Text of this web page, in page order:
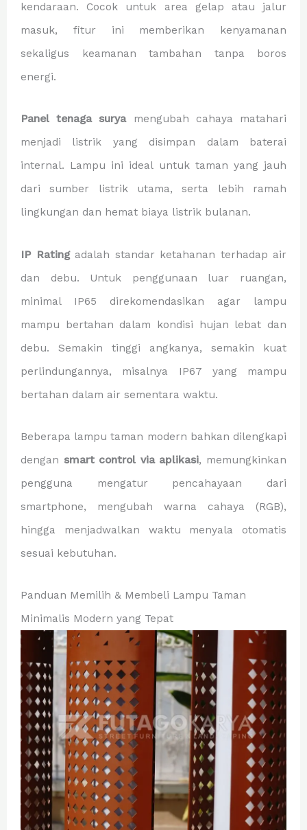
kendaraan. Cocok untuk area gelap atau jalur
masuk, fitur ini memberikan kenyamanan
sekaligus keamanan tambahan tanpa boros
energi.
Panel tenaga suryamengubah cahaya matahari
menjadi listrik yang disimpan dalam baterai
internal. Lampu ini ideal untuk taman yang jauh
dari sumber listrik utama, serta lebih ramah
lingkungan dan hemat biaya listrik bulanan.
IP Ratingadalah standar ketahanan terhadap air
dan debu. Untuk penggunaan luar ruangan,
minimal IP65 direkomendasikan agar lampu
mampu bertahan dalam kondisi hujan lebat dan
debu. Semakin tinggi angkanya, semakin kuat
perlindungannya, misalnya IP67 yang mampu
bertahan dalam air sementara waktu.
Beberapa lampu taman modern bahkan dilengkapi
dengan smart control via aplikasi, memungkinkan
pengguna mengatur pencahayaan dari
smartphone, mengubah warna cahaya (RGB),
hingga menjadwalkan waktu menyala otomatis
sesuai kebutuhan.
Panduan Memilih & Membeli Lampu Taman
Minimalis Modern yang Tepat